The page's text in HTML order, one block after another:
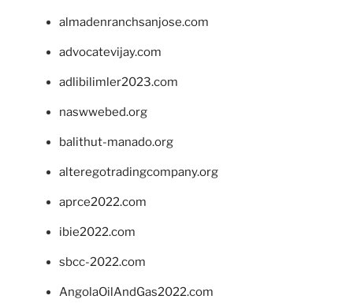
almadenranchsanjose.com
advocatevijay.com
adlibilimler2023.com
naswwebed.org
balithut-manado.org
alteregotradingcompany.org
aprce2022.com
ibie2022.com
sbcc-2022.com
AngolaOilAndGas2022.com